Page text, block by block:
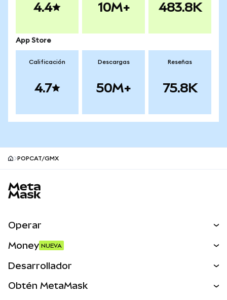
4.4 10M+ 483.8K
App Store
Calificación
4.7
Descargas
50M+
Reseñas
75.8K
POPCAT/GMX
Operar
Activos del mundo real
Money NUEVA
Desarrollador
Obtén MetaMask